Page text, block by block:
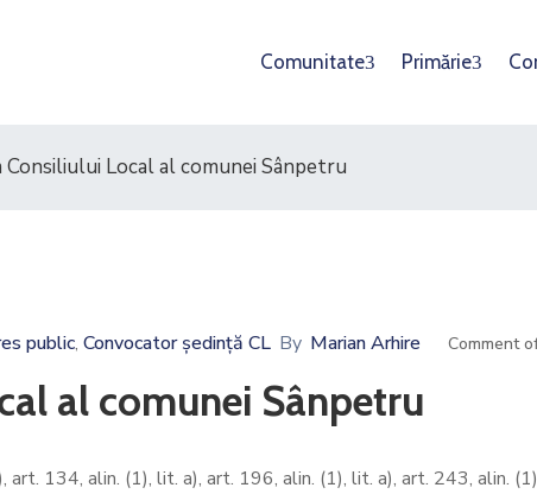
Comunitate Primărie
Consiliului Local al comunei Sânpetru
public‚ Convocator ședință CL By Marian Arhire Comment
al comunei Sânpetru
134, alin. (1), lit. a), art. 196, alin. (1), lit. a), art. 243, alin.